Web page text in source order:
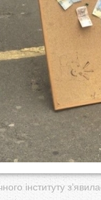
інституту